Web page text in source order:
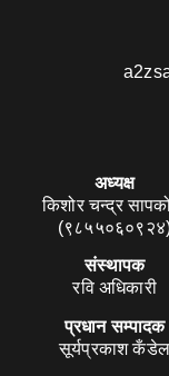
अध्यक्ष
किशोर चन्द्र
संस्थापक
रवि अधिकारी
प्रधान सम्पादक
सूर्यप्रकाश कँडेल